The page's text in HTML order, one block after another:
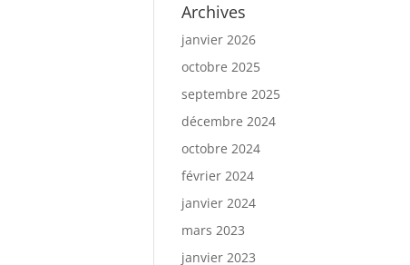
Archives
janvier 2026
octobre 2025
septembre 2025
décembre 2024
octobre 2024
février 2024
janvier 2024
mars 2023
janvier 2023